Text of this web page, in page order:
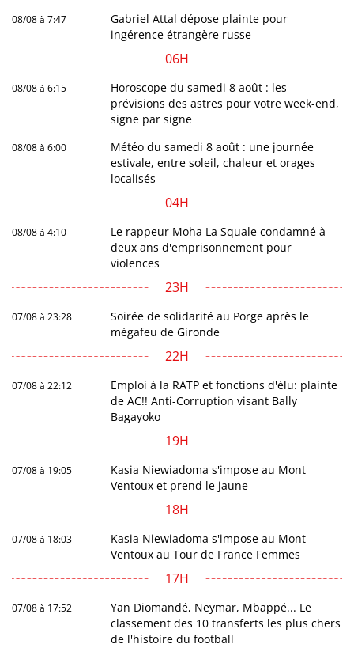
08/08 à 7:47
Gabriel Attal dépose plainte pour
ingérence étrangère russe
06H
08/08 à 6:15
Horoscope du samedi 8 août : les
prévisions des astres pour votre week-end,
signe par signe
08/08 à 6:00
Météo du samedi 8 août : une journée
estivale, entre soleil, chaleur et orages
localisés
04H
08/08 à 4:10
Le rappeur Moha La Squale condamné à
deux ans d'emprisonnement pour
violences
23H
07/08 à 23:28
Soirée de solidarité au Porge après le
mégafeu de Gironde
22H
07/08 à 22:12
Emploi à la RATP et fonctions d'élu: plainte
de AC!! Anti-Corruption visant Bally
Bagayoko
19H
07/08 à 19:05
Kasia Niewiadoma s'impose au Mont
Ventoux et prend le jaune
18H
07/08 à 18:03
Kasia Niewiadoma s'impose au Mont
Ventoux au Tour de France Femmes
17H
07/08 à 17:52
Yan Diomandé, Neymar, Mbappé... Le
classement des 10 transferts les plus chers
de l'histoire du football